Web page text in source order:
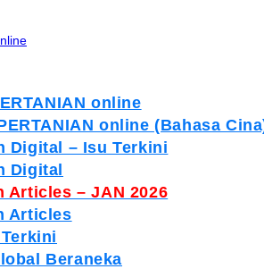
online
online (Bahasa
Digital – Isu Terkini
Digital
Articles – JAN 2026
Articles
Beraneka